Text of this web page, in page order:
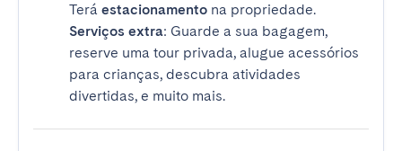
Terá estacionamento na propriedade.
Serviços extra: Guarde a sua bagagem,
reserve uma tour privada, alugue acessórios
para crianças, descubra atividades
divertidas, e muito mais.